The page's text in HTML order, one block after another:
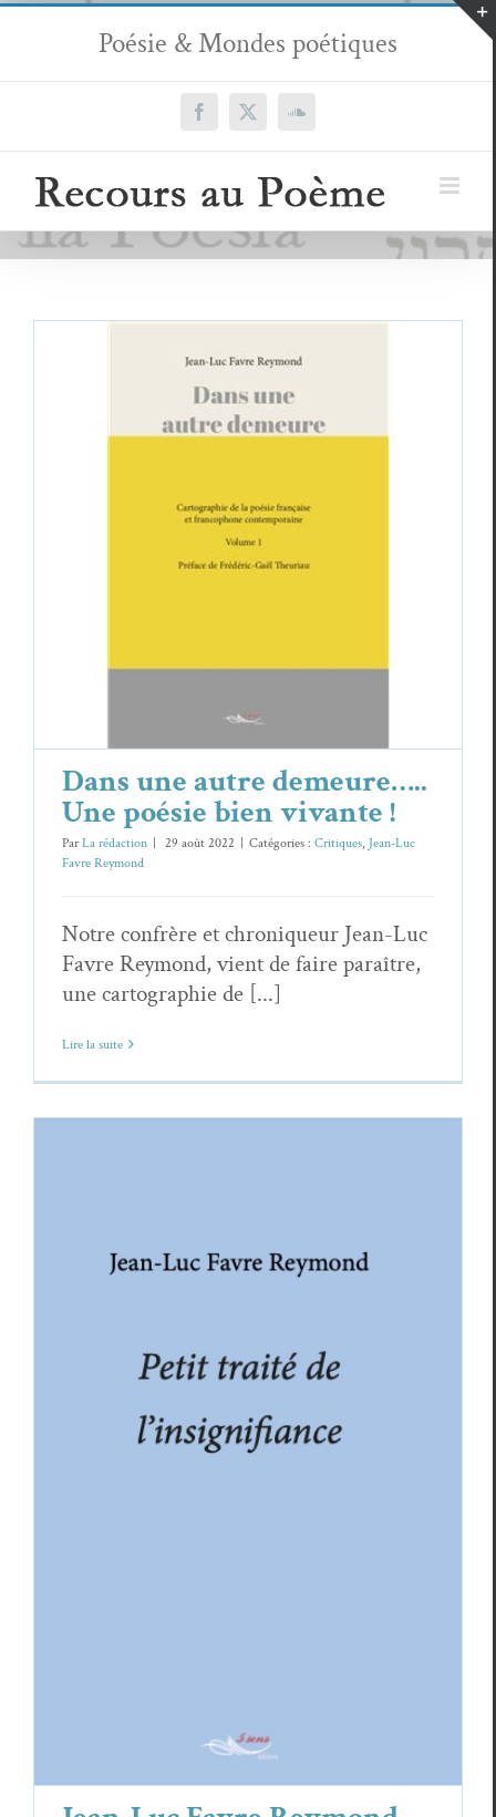
Passer
contenu
Poésie & Mondes poétiques
Facebook
X SoundCloud
Dans une autre demeure….. Une poésie
bien vivante !
Dans une autre demeure…..
Une poésie bien vivante !
ParLa rédaction 29 août 2022 Catégories : Critiques, Jean-Luc
Favre Reymond
Notre confrère et chroniqueur Jean-Luc
Favre Reymond, vient de faire paraître,
une cartographie de [...]
Lire la suite
Jean-Luc Favre Reymond,Petit traité de